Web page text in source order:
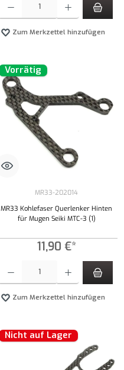
Zum Merkzettel hinzufügen
Vorrätig
MR33-202014
MR33 Kohlefaser Querlenker Hinten
für Mugen Seiki MTC-3 (1)
11,90 €*
Zum Merkzettel hinzufügen
Nicht auf Lager